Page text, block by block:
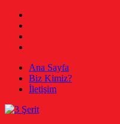
Skip
content
Ana Sayfa
Biz Kimiz?
İletişim